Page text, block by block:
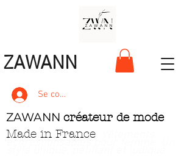
ZAWANN
Se connecter
ZAWANN créateur de mode
Made in France